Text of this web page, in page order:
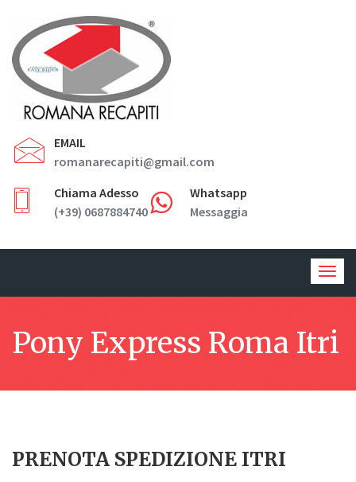
EMAIL
romanarecapiti@gmail.com
Chiama Adesso
(+39) 0687884740
Whatsapp
Messaggia
Pony Express Roma Itri
PRENOTA SPEDIZIONE ITRI